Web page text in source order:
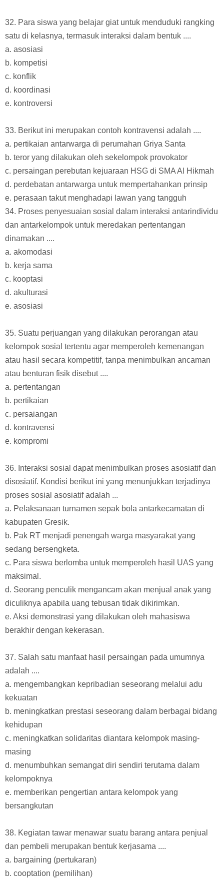
32. Para siswa yang belajar giat untuk menduduki rangking
satu di kelasnya, termasuk interaksi dalam bentuk ....
a. asosiasi
b. kompetisi
c. konflik
d. koordinasi
e. kontroversi
33. Berikut ini merupakan contoh kontravensi adalah ....
a. pertikaian antarwarga di perumahan Griya Santa
b. teror yang dilakukan oleh sekelompok provokator
c. persaingan perebutan kejuaraan HSG di SMA Al Hikmah
d. perdebatan antarwarga untuk mempertahankan prinsip
e. perasaan takut menghadapi lawan yang tangguh
34. Proses penyesuaian sosial dalam interaksi antarindividu
dan antarkelompok untuk meredakan pertentangan
dinamakan ....
a. akomodasi
b. kerja sama
c. kooptasi
d. akulturasi
e. asosiasi
35. Suatu perjuangan yang dilakukan perorangan atau
kelompok sosial tertentu agar memperoleh kemenangan
atau hasil secara kompetitif, tanpa menimbulkan ancaman
atau benturan fisik disebut ....
a. pertentangan
b. pertikaian
c. persaiangan
d. kontravensi
e. kompromi
36. Interaksi sosial dapat menimbulkan proses asosiatif dan
disosiatif. Kondisi berikut ini yang menunjukkan terjadinya
proses sosial asosiatif adalah ...
a. Pelaksanaan turnamen sepak bola antarkecamatan di
kabupaten Gresik.
b. Pak RT menjadi penengah warga masyarakat yang
sedang bersengketa.
c. Para siswa berlomba untuk memperoleh hasil UAS yang
maksimal.
d. Seorang penculik mengancam akan menjual anak yang
diculiknya apabila uang tebusan tidak dikirimkan.
e. Aksi demonstrasi yang dilakukan oleh mahasiswa
berakhir dengan kekerasan.
37. Salah satu manfaat hasil persaingan pada umumnya
adalah ....
a. mengembangkan kepribadian seseorang melalui adu
kekuatan
b. meningkatkan prestasi seseorang dalam berbagai bidang
kehidupan
c. meningkatkan solidaritas diantara kelompok masing-
masing
d. menumbuhkan semangat diri sendiri terutama dalam
kelompoknya
e. memberikan pengertian antara kelompok yang
bersangkutan
38. Kegiatan tawar menawar suatu barang antara penjual
dan pembeli merupakan bentuk kerjasama ....
a. bargaining (pertukaran)
b. cooptation (pemilihan)